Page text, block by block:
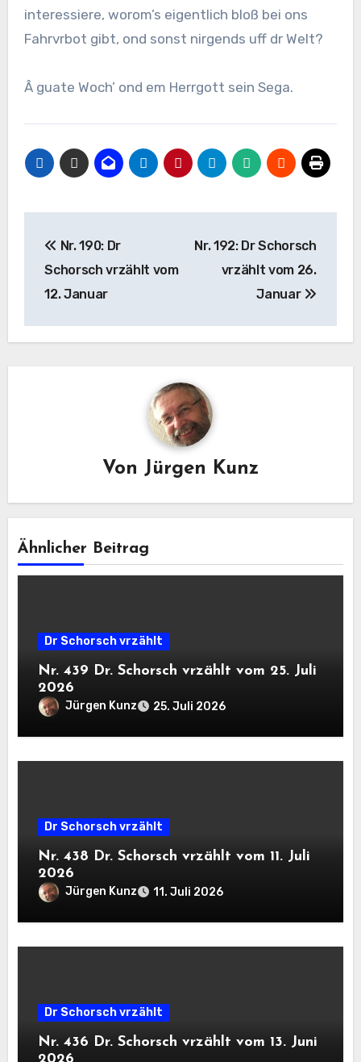
interessiere, worom’s eigentlich bloß bei ons
Fahrvrbot gibt, ond sonst nirgends uff dr Welt?
Â guate Woch’ ond em Herrgott sein Sega.
Nr. 190: Dr
Schorsch vrzählt vom
12. Januar
Nr. 192: Dr Schorsch
vrzählt vom 26.
Januar
Von Jürgen Kunz
Ähnlicher Beitrag
Dr Schorsch vrzählt
Nr. 439 Dr. Schorsch vrzählt vom 25. Juli
2026
Jürgen Kunz 25. Juli 2026
Dr Schorsch vrzählt
Nr. 438 Dr. Schorsch vrzählt vom 11. Juli
2026
Jürgen Kunz 11. Juli 2026
Dr Schorsch vrzählt
Nr. 436 Dr. Schorsch vrzählt vom 13. Juni